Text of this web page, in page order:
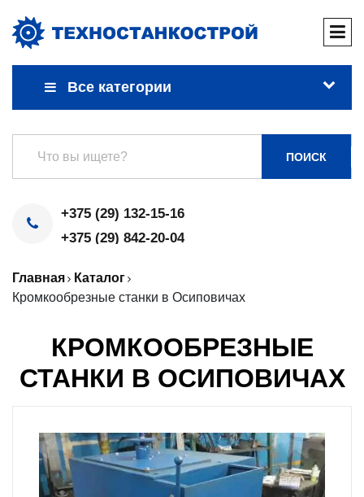
Все категории
ПОИСК
+375 (29) 132-15-16
+375 (29) 842-20-04
Главная
Каталог
Кромкообрезные станки в Осиповичах
КРОМКООБРЕЗНЫЕ
СТАНКИ В ОСИПОВИЧАХ